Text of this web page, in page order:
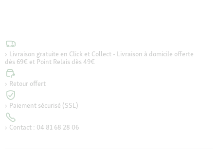
Livraison gratuite en Click et Collect - Livraison à domicile offerte
dès 69€ et Point Relais dès 49€
Retour offert
Paiement sécurisé (SSL)
Contact : 04 81 68 28 06